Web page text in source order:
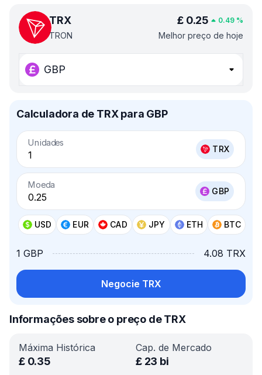
TRX
TRON
£ 0.25 0.49 %
Melhor preço de hoje
GBP
Calculadora de TRX para GBP
Unidades
TRX
Moeda
GBP
USD EUR CAD JPY ETH BTC
1 GBP 4.08 TRX
Negocie TRX
Informações sobre o preço de TRX
Máxima Histórica
£ 0.35
Cap. de Mercado
£ 23 bi